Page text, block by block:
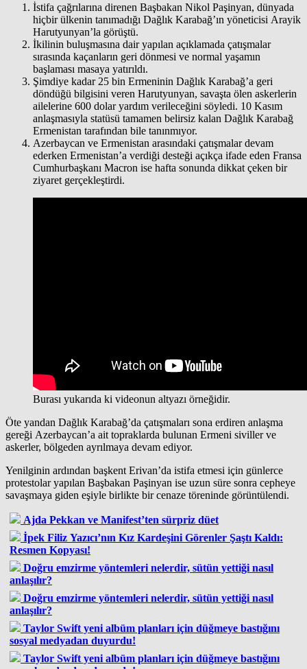
İstifa çağrılarına direnen Başbakan Nikol Paşinyan, dünyada
hiçbir ülkenin tanımadığı Dağlık Karabağ’ın yöneticisi Arayik
Harutyunyan’la görüştü.
İkilinin buluşmasına dair yapılan açıklamada çatışmalar
sırasında kaçanların geri dönmesi ve normal yaşamın
başlaması masaya yatırıldı.
Şimdiye kadar 25 bin Ermeninin Dağlık Karabağ’a geri
döndüğü bilgisini veren Harutyunyan, savaşta ölen askerlerin
ailelerine 600 dolar yardım verileceğini söyledi. 10 Kasım
anlaşmasıyla statüsü tamamen belirsiz kalan Dağlık Karabağ
Ermenistan tarafından bile tanınmıyor.
Azerbaycan ve Ermenistan arasındaki çatışmalar devam
ederken Ermenistan’a verdiği desteği açıkça ifade eden Fransa
Cumhurbaşkanı Macron ise hafta sonunda dikkat çeken bir
ziyaret gerçekleştirdi.
Burası yukarıda ki videonun altyazı örneğidir.
Öte yandan Dağlık Karabağ’da çatışmaları sona erdiren anlaşma
gereği Azerbaycan’a ait topraklarda bulunan Ermeni siviller ve
askerler, bölgeden ayrılmaya devam ediyor.
Yenilginin ardından başkent Erivan’da istifa etmesi için günlerce
protestolar yapılan Başbakan Paşinyan ise uzun süre sonra cepheye
savaşmaya giden eşiyle birlikte bir cenaze töreninde görüntülendi.
Ajda Pekkan ve Manifest’ten sürpriz düet
İpek Filiz Yazıcı’nın Kız Kardeşini Görenler Şaştı Kaldı:
Resmen Kopyası!
Doğru emzirme yöntemleri nelerdir, sütün yettiği nasıl
anlaşılır?
Doğru emzirme yöntemleri nelerdir, sütün yettiği nasıl
anlaşılır?
Taylor Swift yeni albüm planları için düğmeye bastığını
sosyal medyadan duyurdu!
Taylor Swift yeni albüm planları için düğmeye bastığını